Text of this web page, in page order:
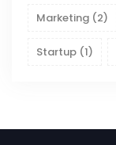
Marketing (2)
Startup (1)